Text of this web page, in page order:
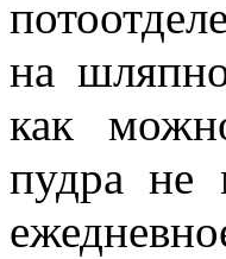
на
как
пудра не